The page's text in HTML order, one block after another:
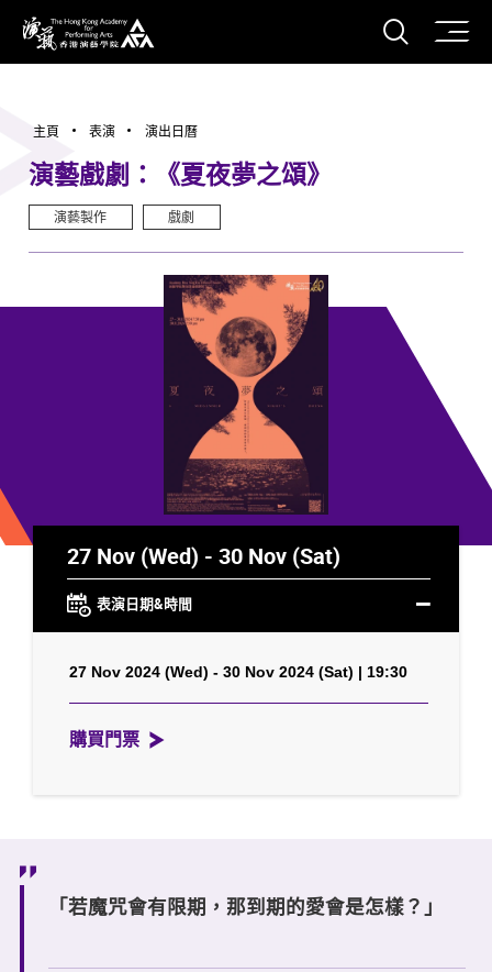
香港演藝學院
打開
主頁 表演 演出日曆
演藝戲劇：《夏夜夢之頌》
演藝製作 戲劇
27 Nov (Wed) - 30 Nov (Sat)
表演日期&時間
27 Nov 2024 (Wed) - 30 Nov 2024 (Sat) | 19:30
購買門票
「若魔咒會有限期，那到期的愛會是怎樣？」